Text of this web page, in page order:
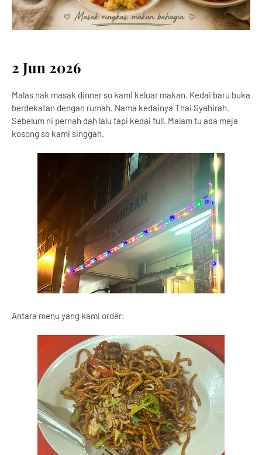
2 Jun 2026
Malas nak masak dinner so kami keluar makan. Kedai baru buka
berdekatan dengan rumah. Nama kedainya Thai Syahirah.
Sebelum ni pernah dah lalu tapi kedai full. Malam tu ada meja
kosong so kami singgah.
Antara menu yang kami order: